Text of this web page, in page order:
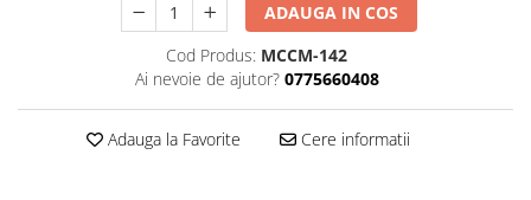
ADAUGA IN COS
Cod Produs: MCCM-142
Ai nevoie de ajutor? 0775660408
Adauga la Favorite Cere informatii